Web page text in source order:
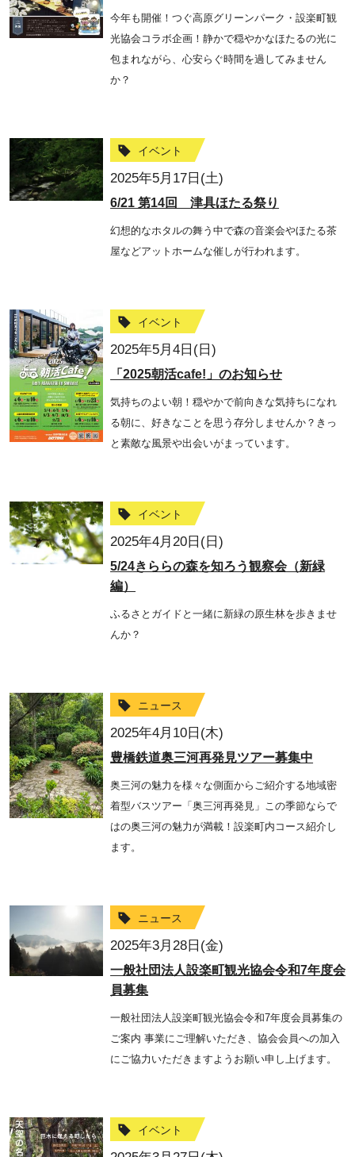
今年も開催！つぐ高原グリーンパーク・設楽町観
光協会コラボ企画！静かで穏やかなほたるの光に
包まれながら、心安らぐ時間を過してみません
か？
イベント
2025年5月17日(土)
6/21 第14回 津具ほたる祭り
幻想的なホタルの舞う中で森の音楽会やほたる茶
屋などアットホームな催しが行われます。
イベント
2025年5月4日(日)
「2025朝活cafe!」のお知らせ
気持ちのよい朝！穏やかで前向きな気持ちになれ
る朝に、好きなことを思う存分しませんか？きっ
と素敵な風景や出会いがまっています。
イベント
2025年4月20日(日)
5/24きららの森を知ろう観察会（新緑
編）
ふるさとガイドと一緒に新緑の原生林を歩きませ
んか？
ニュース
2025年4月10日(木)
豊橋鉄道奥三河再発見ツアー募集中
奥三河の魅力を様々な側面からご紹介する地域密
着型バスツアー「奥三河再発見」この季節ならで
はの奥三河の魅力が満載！設楽町内コース紹介し
ます。
ニュース
2025年3月28日(金)
一般社団法人設楽町観光協会令和7年度会
員募集
一般社団法人設楽町観光協会令和7年度会員募集の
ご案内 事業にご理解いただき、協会会員への加入
にご協力いただきますようお願い申し上げます。
イベント